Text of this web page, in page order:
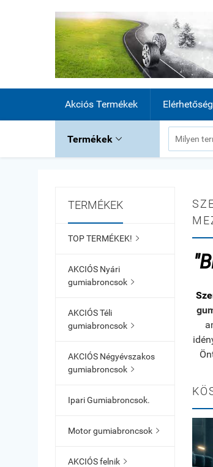
Akciós Termékek Elérhetőség
Termékek 
TERMÉKEK
TOP TERMÉKEK! 
AKCIÓS Nyári
gumiabroncsok 
AKCIÓS Téli
gumiabroncsok 
AKCIÓS Négyévszakos
gumiabroncsok 
Ipari Gumiabroncsok.
Motor gumiabroncsok 
AKCIÓS felnik 